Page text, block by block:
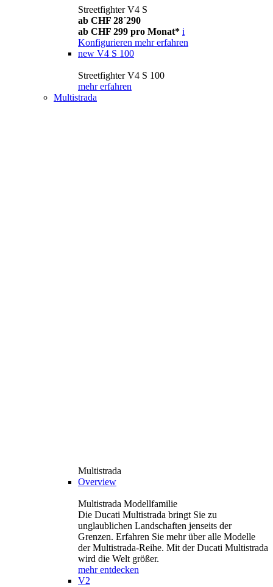
Streetfighter V4 S
ab CHF 28´290
ab CHF 299 pro Monat* i
Konfigurieren mehr erfahren
new V4 S 100
Streetfighter V4 S 100
mehr erfahren
Multistrada
Multistrada
Overview
Multistrada Modellfamilie
Die Ducati Multistrada bringt Sie zu
unglaublichen Landschaften jenseits der
Grenzen. Erfahren Sie mehr über alle Modelle
der Multistrada-Reihe. Mit der Ducati Multistrada
wird die Welt größer.
mehr entdecken
V2